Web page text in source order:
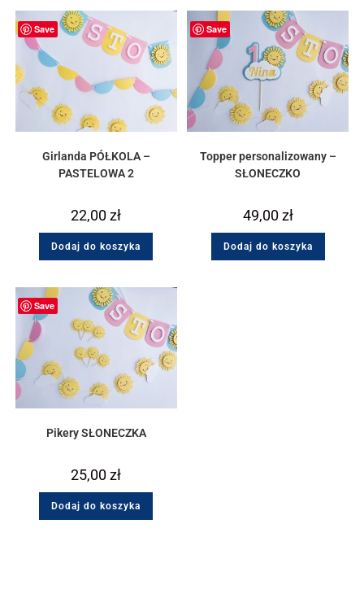
Save
Girlanda PÓŁKOLA –
PASTELOWA 2
22,00zł
Dodaj do koszyka
Save
Topper personalizowany –
SŁONECZKO
49,00zł
Dodaj do koszyka
Save
Pikery SŁONECZKA
25,00zł
Dodaj do koszyka